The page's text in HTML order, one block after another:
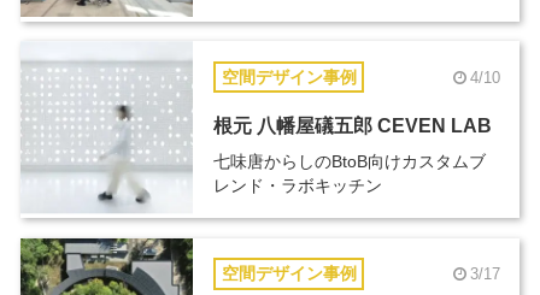
空間デザイン事例 4/10
根元 八幡屋礒五郎 CEVEN LAB
七味唐からしのBtoB向けカスタムブ
レンド・ラボキッチン
空間デザイン事例 3/17